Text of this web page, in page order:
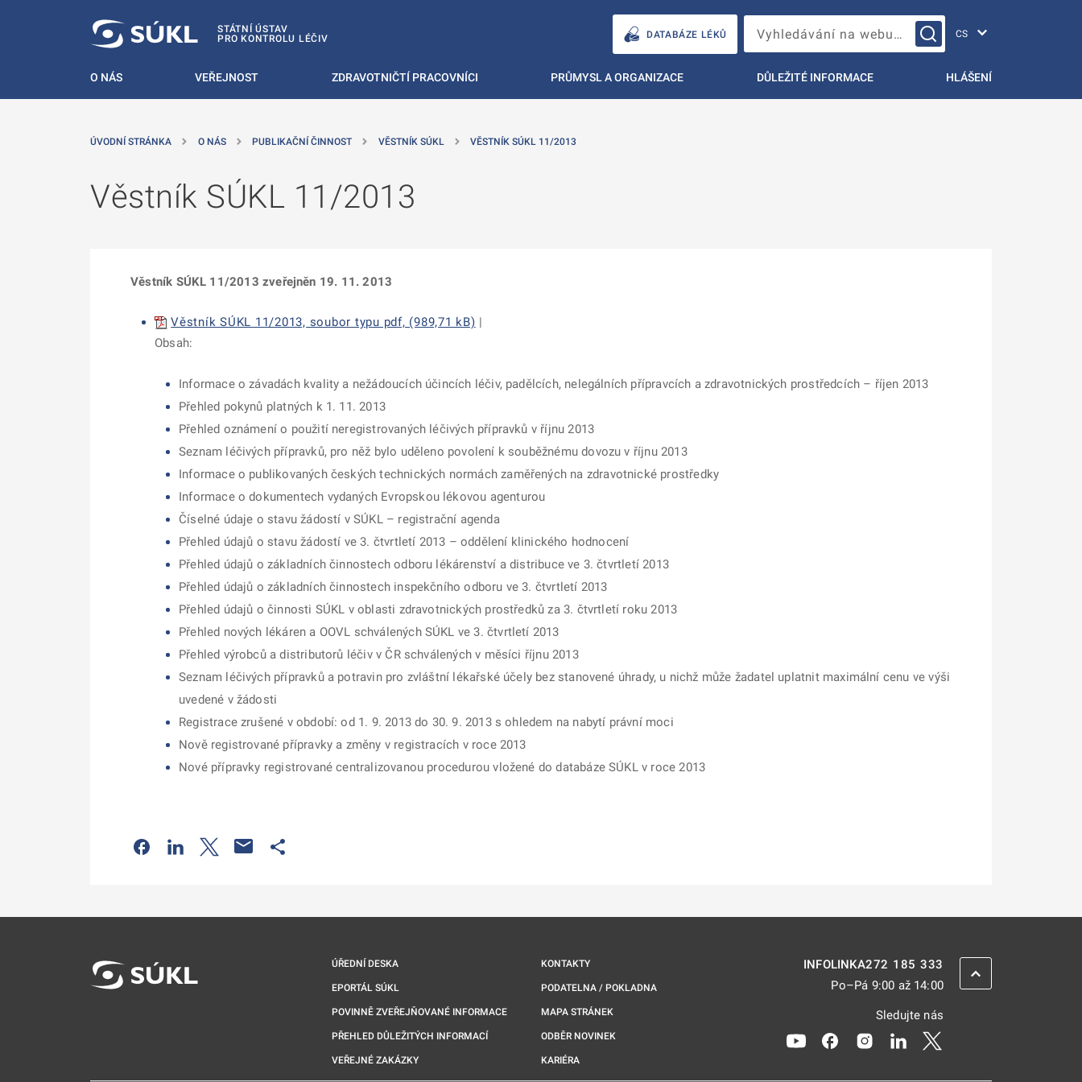
STÁTNÍ ÚSTAV
PRO KONTROLU LÉČIV
DATABÁZE LÉKŮ Vyhledávání na webu…
O NÁS VEŘEJNOST ZDRAVOTNIČTÍ PRACOVNÍCI PRŮMYSL A ORGANIZACE DŮLEŽITÉ INFORMACE HLÁŠENÍ
ÚVODNÍ STRÁNKA O NÁS PUBLIKAČNÍ ČINNOST VĚSTNÍK SÚKL VĚSTNÍK SÚKL 11/2013
Věstník SÚKL 11/2013
Věstník SÚKL 11/2013 zveřejněn 19. 11. 2013
Věstník SÚKL 11/2013, soubor typu pdf, (989,71 kB) |
Obsah:
Informace o závadách kvality a nežádoucích účincích léčiv, padělcích, nelegálních přípravcích a zdravotnických prostředcích – říjen 2013
Přehled pokynů platných k 1. 11. 2013
Přehled oznámení o použití neregistrovaných léčivých přípravků v říjnu 2013
Seznam léčivých přípravků, pro něž bylo uděleno povolení k souběžnému dovozu v říjnu 2013
Informace o publikovaných českých technických normách zaměřených na zdravotnické prostředky
Informace o dokumentech vydaných Evropskou lékovou agenturou
Číselné údaje o stavu žádostí v SÚKL – registrační agenda
Přehled údajů o stavu žádostí ve 3. čtvrtletí 2013 – oddělení klinického hodnocení
Přehled údajů o základních činnostech odboru lékárenství a distribuce ve 3. čtvrtletí 2013
Přehled údajů o základních činnostech inspekčního odboru ve 3. čtvrtletí 2013
Přehled údajů o činnosti SÚKL v oblasti zdravotnických prostředků za 3. čtvrtletí roku 2013
Přehled nových lékáren a OOVL schválených SÚKL ve 3. čtvrtletí 2013
Přehled výrobců a distributorů léčiv v ČR schválených v měsíci říjnu 2013
Seznam léčivých přípravků a potravin pro zvláštní lékařské účely bez stanovené úhrady, u nichž může žadatel uplatnit maximální cenu ve výši
uvedené v žádosti
Registrace zrušené v období: od 1. 9. 2013 do 30. 9. 2013 s ohledem na nabytí právní moci
Nově registrované přípravky a změny v registracích v roce 2013
Nové přípravky registrované centralizovanou procedurou vložené do databáze SÚKL v roce 2013
Odkaz se otevře na nové kartě
Odkaz se otevře na nové kartě
Odkaz se otevře na nové kartě
ÚŘEDNÍ DESKA
EPORTÁL SÚKL
POVINNĚ ZVEŘEJŇOVANÉ INFORMACE
PŘEHLED DŮLEŽITÝCH INFORMACÍ
VEŘEJNÉ ZAKÁZKY
KONTAKTY
PODATELNA / POKLADNA
MAPA STRÁNEK
ODBĚR NOVINEK
KARIÉRA
INFOLINKA272 185 333
Po–Pá 9:00 až 14:00
Sledujte nás
Odkaz se otevře na nové kartě
Odkaz se otevře na nové kartě
Odkaz se otevře na nové kartě
Odkaz se otevře na nové
ZPĚT NAHORU